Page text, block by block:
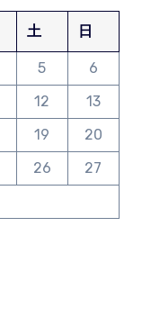
土 日
5
6
12
13
19
20
26
27